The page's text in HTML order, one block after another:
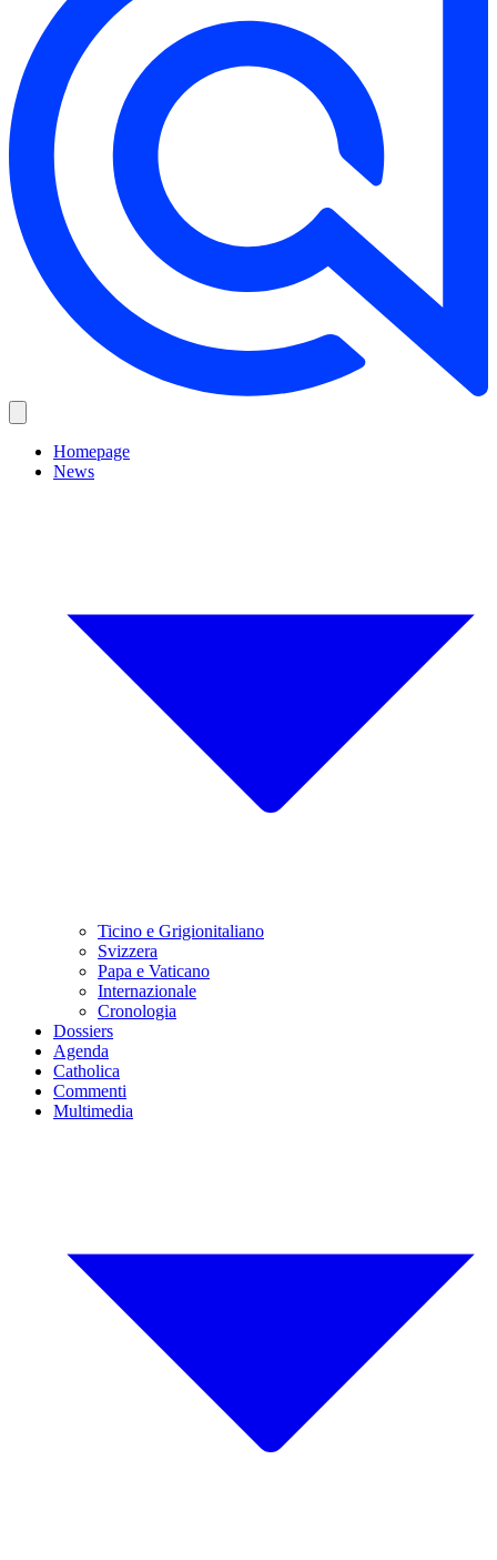
Homepage
News
Ticino e Grigionitaliano
Svizzera
Papa e Vaticano
Internazionale
Cronologia
Dossiers
Agenda
Catholica
Commenti
Multimedia